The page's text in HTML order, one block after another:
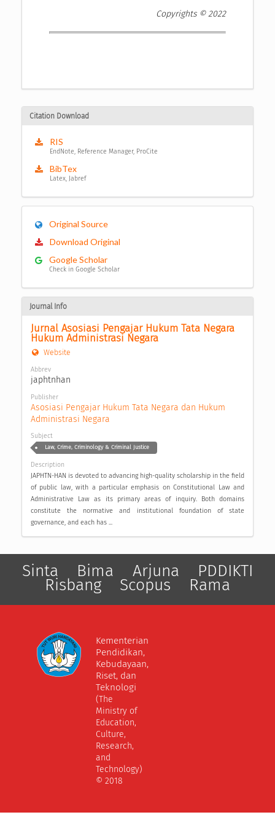
Copyrights © 2022
Citation Download
RIS
EndNote, Reference Manager, ProCite
BibTex
Latex, Jabref
Original Source
Download Original
Google Scholar
Check in Google Scholar
Journal Info
Jurnal Asosiasi Pengajar Hukum Tata Negara
Hukum Administrasi Negara
Website
Abbrev
japhtnhan
Publisher
Asosiasi Pengajar Hukum Tata Negara dan Hukum
Administrasi Negara
Subject
Law, Crime, Criminology & Criminal Justice
Description
JAPHTN-HAN is devoted to advancing high-quality scholarship in the field
of public law, with a particular emphasis on Constitutional Law and
Administrative Law as its primary areas of inquiry. Both domains
constitute the normative and institutional foundation of state
governance, and each has ...
Sinta Bima Arjuna PDDIKTI
Risbang Scopus Rama
Kementerian
Pendidikan,
Kebudayaan,
Riset, dan
Teknologi
(The
Ministry of
Education,
Culture,
Research,
and
Technology)
© 2018